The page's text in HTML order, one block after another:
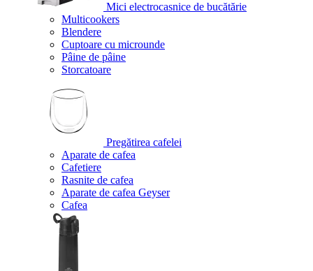
Mici electrocasnice de bucătărie
Multicookers
Blendere
Cuptoare cu microunde
Pâine de pâine
Storcatoare
Pregătirea cafelei
Aparate de cafea
Cafetiere
Rasnite de cafea
Aparate de cafea Geyser
Cafea